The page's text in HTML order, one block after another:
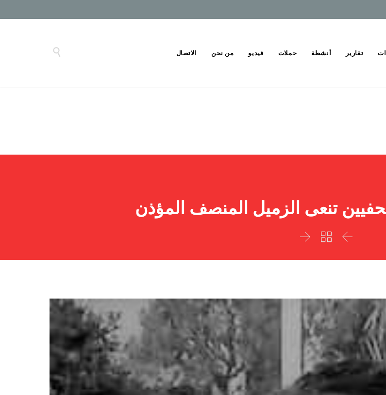
تقارير أنشطة حملات فيديو من نحن الاتصال 
تنعى الزميل المنصف المؤذن


